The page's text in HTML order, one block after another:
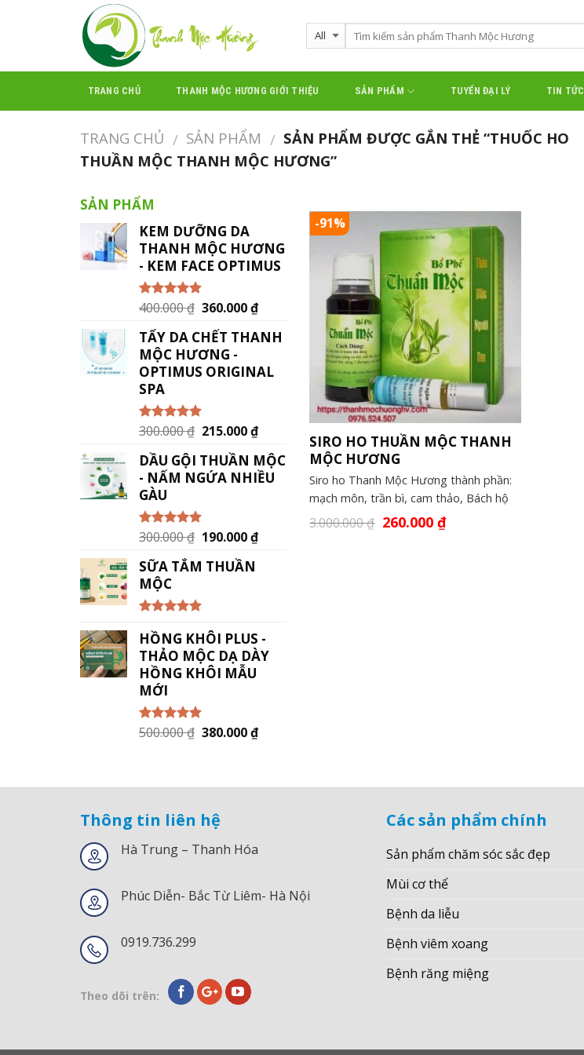
TRANG CHỦ THANH MỘC HƯƠNG GIỚI THIỆU SẢN PHẨM TUYỂN ĐẠI LÝ TIN TỨC
TRANG CHỦ / SẢN PHẨM / SẢN PHẨM ĐƯỢC GẮN THẺ “THUỐC HO
THUẦN MỘC THANH MỘC HƯƠNG”
SẢN PHẨM
KEM DƯỠNG DA
THANH MỘC HƯƠNG
- KEM FACE OPTIMUS
Được xếp
5.005
sao
400.000₫ 360.000₫
TẨY DA CHẾT THANH
MỘC HƯƠNG -
OPTIMUS ORIGINAL
SPA
Được xếp
5.005
sao
300.000₫ 215.000₫
DẦU GỘI THUẦN MỘC
- NẤM NGỨA NHIỀU
GÀU
Được xếp
5.005
sao
300.000₫ 190.000₫
SỮA TẮM THUẦN
MỘC
hạng5.005
sao
HỒNG KHÔI PLUS -
THẢO MỘC DẠ DÀY
HỒNG KHÔI MẪU
MỚI
Được xếp
5.005
500.000₫ 380.000₫
-91%
SIRO HO THUẦN MỘC THANH
MỘC HƯƠNG
Siro ho Thanh Mộc Hương thành phần:
mạch môn, trần bì, cam thảo, Bách hộ
3.000.000₫ 260.000₫
Thông tin liên hệ
Hà Trung – Thanh Hóa
Phúc Diễn- Bắc Từ Liêm- Hà Nội
0919.736.299
Theo dõi trên:
Các sản phẩm chính
Sản phẩm chăm sóc sắc đẹp
Mùi cơ thể
Bệnh da liễu
Bệnh viêm xoang
Bệnh răng miệng